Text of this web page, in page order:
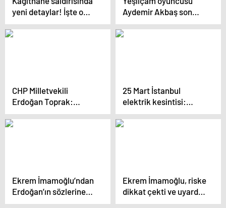
yeni detaylar! İşte o
suikatçıların adım
adım kaçış planı: O
Aydemir Akbaş son
yolculuğuna uğurlandı
CHP Milletvekili
Erdoğan Toprak:
‘İktidarın CEO’lardan
çare umması acizliktir’
25 Mart İstanbul
elektrik kesintisi:
İstanbul ilçelerinde
elektrikler ne zaman
Ekrem İmamoğlu’ndan
Erdoğan’ın sözlerine
yanıt: ‘Niyetler iyi
Ekrem İmamoğlu, riske
dikkat çekti ve uyardı:
‘Eğer İstanbul